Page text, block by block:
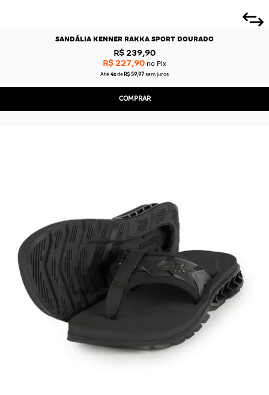
SANDÁLIA KENNER RAKKA SPORT DOURADO
R$ 239,90
R$ 227,90 no Pix
Até 4x de R$ 59,97 sem juros
COMPRAR